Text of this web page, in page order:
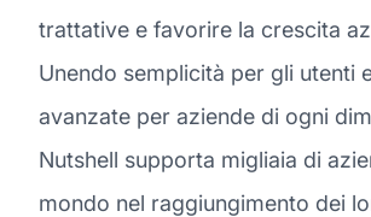
trattative e favorire la crescita
Unendo semplicità per gli utenti
avanzate per aziende di ogni
Nutshell supporta migliaia di
mondo nel raggiungimento dei